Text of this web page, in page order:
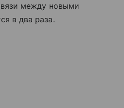
между новыми
в два раза.